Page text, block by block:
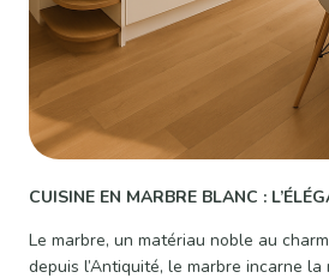
CUISINE EN MARBRE BLANC :
Le marbre, un matériau noble au
depuis l’Antiquité, le marbre incarne la